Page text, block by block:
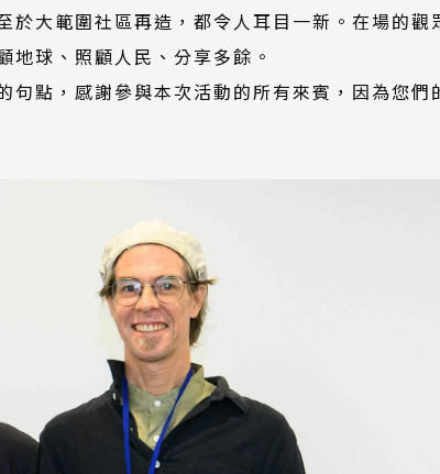
大範圍社區再造，都令人耳目一新。在場的觀
球、照顧人民、分享多餘。
點，感謝參與本次活動的所有來賓，因為您們